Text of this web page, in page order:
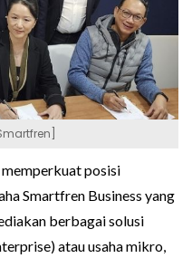
posisi
Smartfren Business yang
berbagai solusi
atau usaha mikro,